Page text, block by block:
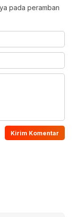
pada peramban